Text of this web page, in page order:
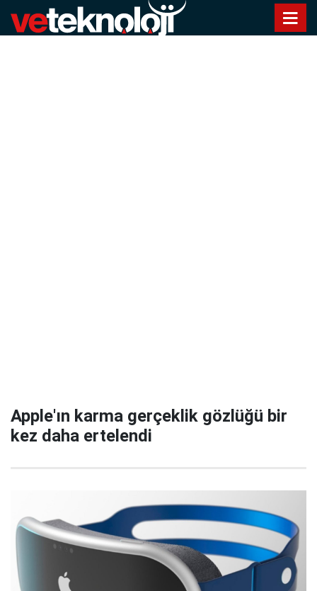
Apple'ın karma gerçeklik gözlüğü bir
kez daha ertelendi